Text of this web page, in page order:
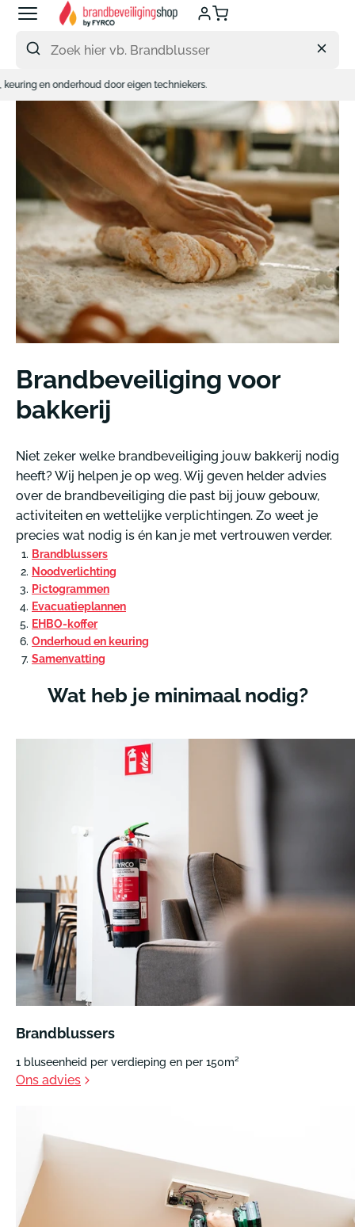
Meteen
naar
content
techniekers.
Brandbeveiliging voor
bakkerij
Niet zeker welke brandbeveiliging jouw bakkerij nodig
heeft? Wij helpen je op weg. Wij geven helder advies
over de brandbeveiliging die past bij jouw gebouw,
activiteiten en wettelijke verplichtingen. Zo weet je
precies wat nodig is én kan je met vertrouwen verder.
Brandblussers
Noodverlichting
Pictogrammen
Evacuatieplannen
EHBO-koffer
Onderhoud en keuring
Samenvatting
Wat heb je minimaal nodig?
Brandblussers
1 bluseenheid per verdieping en per 150m²
Ons advies